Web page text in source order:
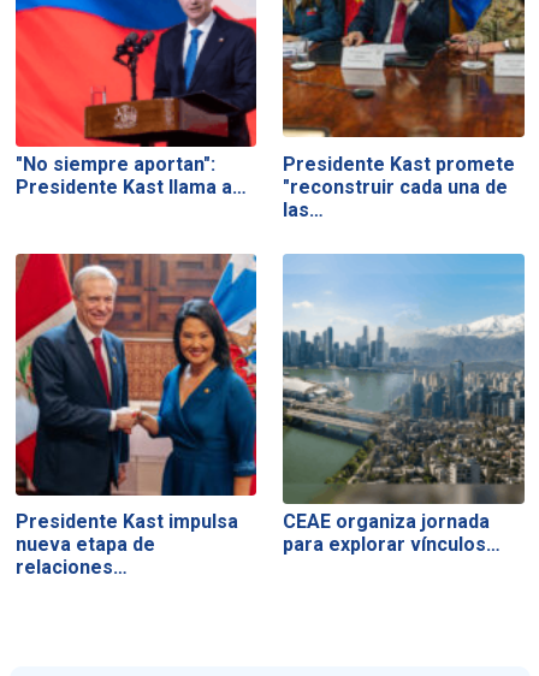
"No siempre aportan":
Presidente Kast llama a…
Presidente Kast promete
"reconstruir cada una de
las…
Presidente Kast impulsa
nueva etapa de
relaciones…
CEAE organiza jornada
para explorar vínculos…